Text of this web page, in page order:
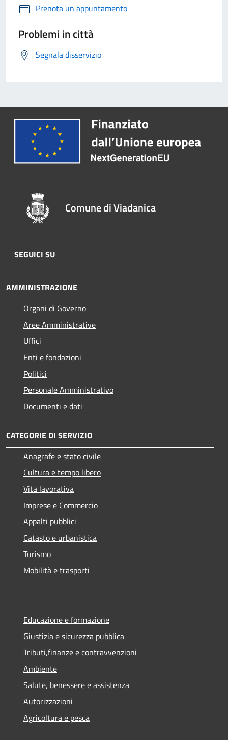
Prenota un appuntamento
Problemi in città
Segnala disservizio
Comune di Viadanica
SEGUICI SU
AMMINISTRAZIONE
Organi di Governo
Aree Amministrative
Uffici
Enti e fondazioni
Politici
Personale Amministrativo
Documenti e dati
CATEGORIE DI SERVIZIO
Anagrafe e stato civile
Cultura e tempo libero
Vita lavorativa
Imprese e Commercio
Appalti pubblici
Catasto e urbanistica
Turismo
Mobilità e trasporti
Educazione e formazione
Giustizia e sicurezza pubblica
Tributi,finanze e contravvenzioni
Ambiente
Salute, benessere e assistenza
Autorizzazioni
Agricoltura e pesca